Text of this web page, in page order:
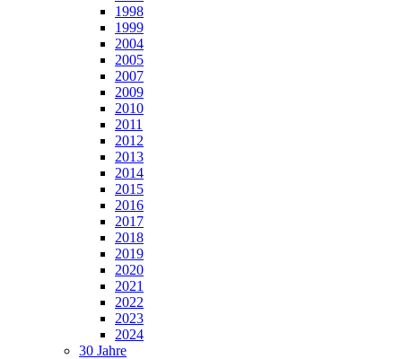
1998
1999
2004
2005
2007
2009
2010
2011
2012
2013
2014
2015
2016
2017
2018
2019
2020
2021
2022
2023
2024
30 Jahre